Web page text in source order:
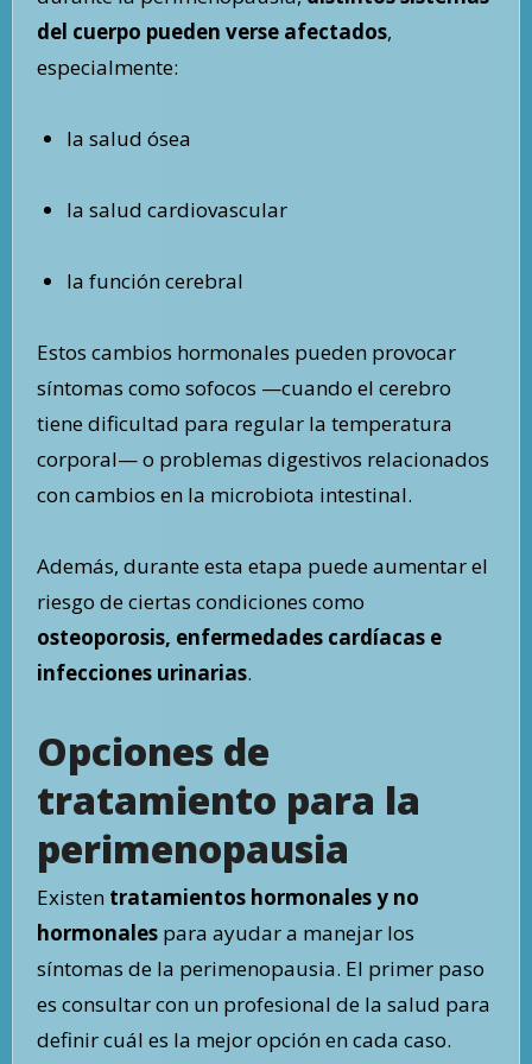
del cuerpo pueden verse afectados,
especialmente:
la salud ósea
la salud cardiovascular
la función cerebral
Estos cambios hormonales pueden provocar
síntomas como sofocos —cuando el cerebro
tiene dificultad para regular la temperatura
corporal— o problemas digestivos relacionados
con cambios en la microbiota intestinal.
Además, durante esta etapa puede aumentar el
riesgo de ciertas condiciones como
osteoporosis, enfermedades cardíacas e
infecciones urinarias.
Opciones de
tratamiento para la
perimenopausia
Existen tratamientos hormonales y no
hormonalespara ayudar a manejar los
síntomas de la perimenopausia. El primer paso
es consultar con un profesional de la salud para
definir cuál es la mejor opción en cada caso.